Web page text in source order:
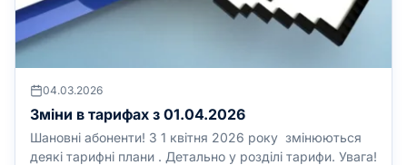
04.03.2026
Зміни в тарифах з 01.04.2026
Шановні абоненти! З 1 квітня 2026 року змінюються
деякі тарифні плани . Детально у розділі тарифи. Увага!